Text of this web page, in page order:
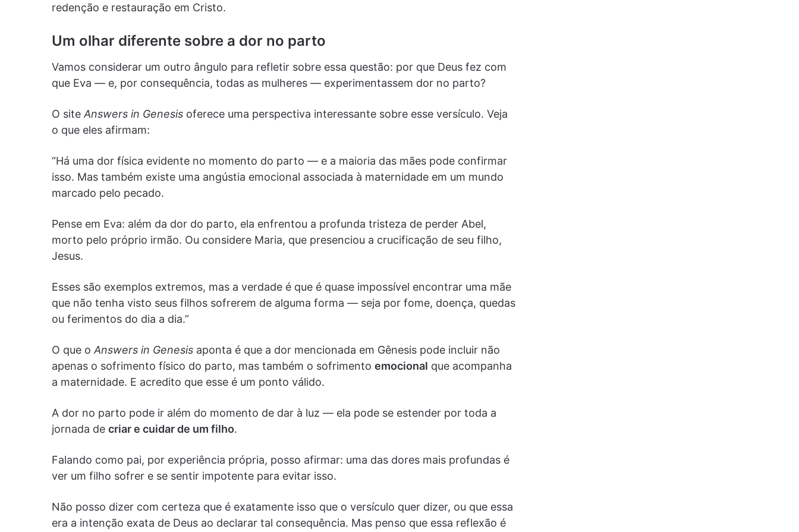
redenção e restauração em Cristo.
Um olhar diferente sobre a dor no parto
Vamos considerar um outro ângulo para refletir sobre essa questão: por que Deus fez com
que Eva — e, por consequência, todas as mulheres — experimentassem dor no parto?
O siteAnswers in Genesis oferece uma perspectiva interessante sobre esse versículo. Veja
o que eles afirmam:
“Há uma dor física evidente no momento do parto — e a maioria das mães pode confirmar
isso. Mas também existe uma angústia emocional associada à maternidade em um mundo
marcado pelo pecado.
Pense em Eva: além da dor do parto, ela enfrentou a profunda tristeza de perder Abel,
morto pelo próprio irmão. Ou considere Maria, que presenciou a crucificação de seu filho,
Jesus.
Esses são exemplos extremos, mas a verdade é que é quase impossível encontrar uma mãe
que não tenha visto seus filhos sofrerem de alguma forma — seja por fome, doença, quedas
ou ferimentos do dia a dia.”
O que oAnswers in Genesis aponta é que a dor mencionada em Gênesis pode incluir não
apenas o sofrimento físico do parto, mas também o sofrimento emocional que acompanha
a maternidade. E acredito que esse é um ponto válido.
A dor no parto pode ir além do momento de dar à luz — ela pode se estender por toda a
jornada de criar e cuidar de um filho.
Falando como pai, por experiência própria, posso afirmar: uma das dores mais profundas é
ver um filho sofrer e se sentir impotente para evitar isso.
Não posso dizer com certeza que é exatamente isso que o versículo quer dizer, ou que essa
era a intenção exata de Deus ao declarar tal consequência. Mas penso que essa reflexão é